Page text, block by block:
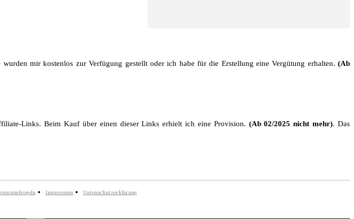
mir kostenlos zur Verfügung gestellt oder ich habe für die Erstellung eine Vergütung erhalten. (Ab
Links. Beim Kauf über einen dieser Links erhielt ich eine Provision. (Ab 02/2025 nicht mehr). Das
Impressum Datenschutzerklärung